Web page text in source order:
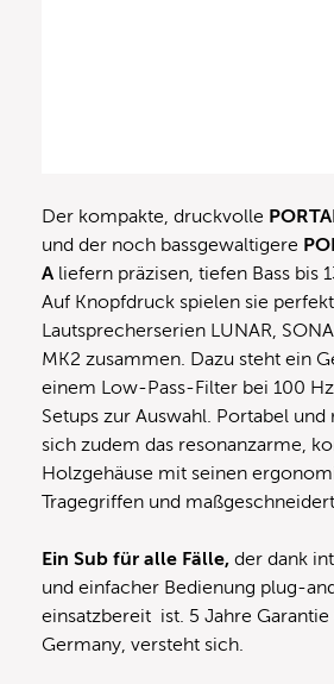
Der kompakte, druckvolle
und der noch bassgewaltigere
A liefern präzisen, tiefen Bass bis
Auf Knopfdruck spielen sie
Lautsprecherserien LUNAR,
MK2 zusammen. Dazu steht ein
einem Low-Pass-Filter bei 100
Setups zur Auswahl. Portabel
sich zudem das resonanzarme,
Holzgehäuse mit seinen
Tragegriffen und
Ein Sub für alle Fälle, der dank
und einfacher Bedienung plug-
einsatzbereit ist. 5 Jahre Garantie
Germany, versteht sich.